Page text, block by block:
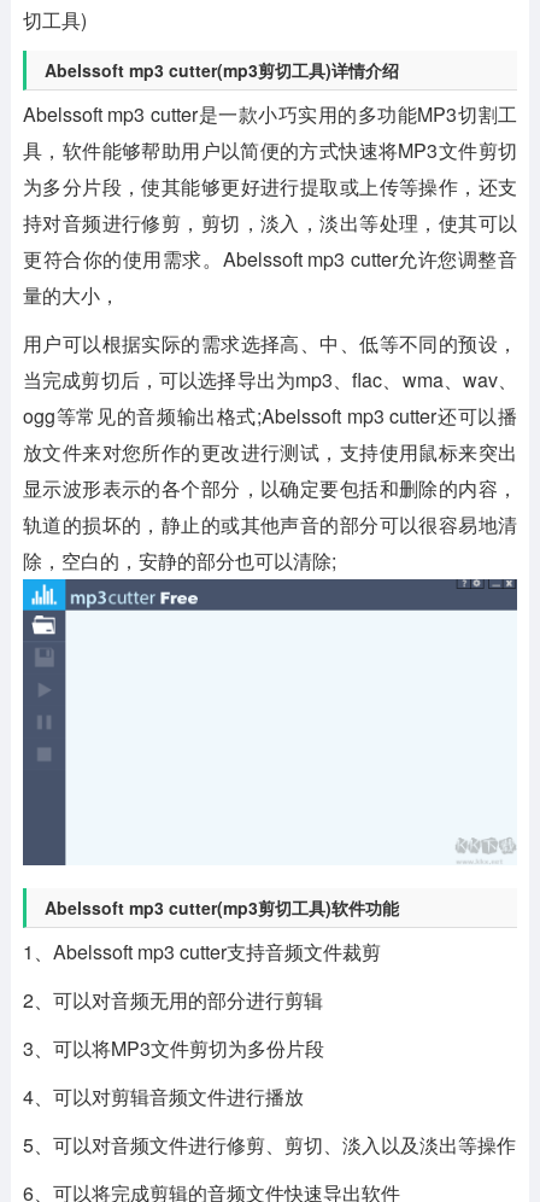
切工具)
Abelssoft mp3 cutter(mp3剪切工具)详情介绍
Abelssoft mp3 cutter是一款小巧实用的多功能MP3切割工
具，软件能够帮助用户以简便的方式快速将MP3文件剪切
为多分片段，使其能够更好进行提取或上传等操作，还支
持对音频进行修剪，剪切，淡入，淡出等处理，使其可以
更符合你的使用需求。Abelssoft mp3 cutter允许您调整音
量的大小，
用户可以根据实际的需求选择高、中、低等不同的预设，
当完成剪切后，可以选择导出为mp3、flac、wma、wav、
ogg等常见的音频输出格式;Abelssoft mp3 cutter还可以播
放文件来对您所作的更改进行测试，支持使用鼠标来突出
显示波形表示的各个部分，以确定要包括和删除的内容，
轨道的损坏的，静止的或其他声音的部分可以很容易地清
除，空白的，安静的部分也可以清除;
Abelssoft mp3 cutter(mp3剪切工具)软件功能
1、Abelssoft mp3 cutter支持音频文件裁剪
2、可以对音频无用的部分进行剪辑
3、可以将MP3文件剪切为多份片段
4、可以对剪辑音频文件进行播放
5、可以对音频文件进行修剪、剪切、淡入以及淡出等操作
6、可以将完成剪辑的音频文件快速导出软件